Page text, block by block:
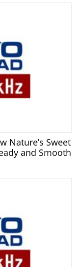
Nature’s Sweet
and Smooth